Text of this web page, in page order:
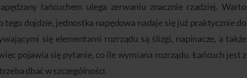
łańcuchem ulega zerwaniu znacznie rzadziej. Warto
tego dojdzie, jednostka napędowa nadaje się już praktycznie do
się elementami rozrządu są ślizgi, napinacze, a także
pojawia się pytanie, co ile wymiana rozrządu. Łańcuch jest z
dbać w szczególności.